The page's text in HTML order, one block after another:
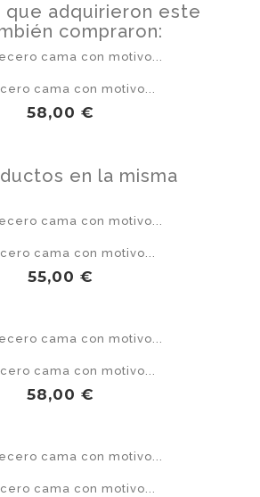
que adquirieron este
compraron:
cama con motivo...
Precio
58,00 €
en la misma
cama con motivo...
Precio
55,00 €
cama con motivo...
Precio
58,00 €
cama con motivo...